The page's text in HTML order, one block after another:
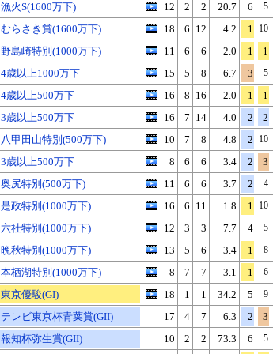
X
漁火S(1600万下) 12 2 2 20.7 6 5
むらさき賞(1600万下) 18 6 12 4.2 1 10
野島崎特別(1000万下) 11 6 6 2.0 1 1
4歳以上1000万下 15 5 8 6.7 3 5
4歳以上500万下 16 8 16 2.0 1 1
3歳以上500万下 16 7 14 4.0 2 2
八甲田山特別(500万下) 10 7 8 4.8 2 10
3歳以上500万下 8 6 6 3.4 2 3
奥尻特別(500万下) 11 6 6 3.7 2 4
是政特別(1000万下) 16 6 11 1.8 1 10
六社特別(1000万下) 12 3 3 7.7 4 5
晩秋特別(1000万下) 13 5 6 3.4 1 8
本栖湖特別(1000万下) 8 7 7 3.1 1 6
東京優駿(GI) 18 1 1 34.2 5 9
テレビ東京杯青葉賞(GII) 17 4 7 6.3 2 3
報知杯弥生賞(GII) 10 2 2 73.3 6 5